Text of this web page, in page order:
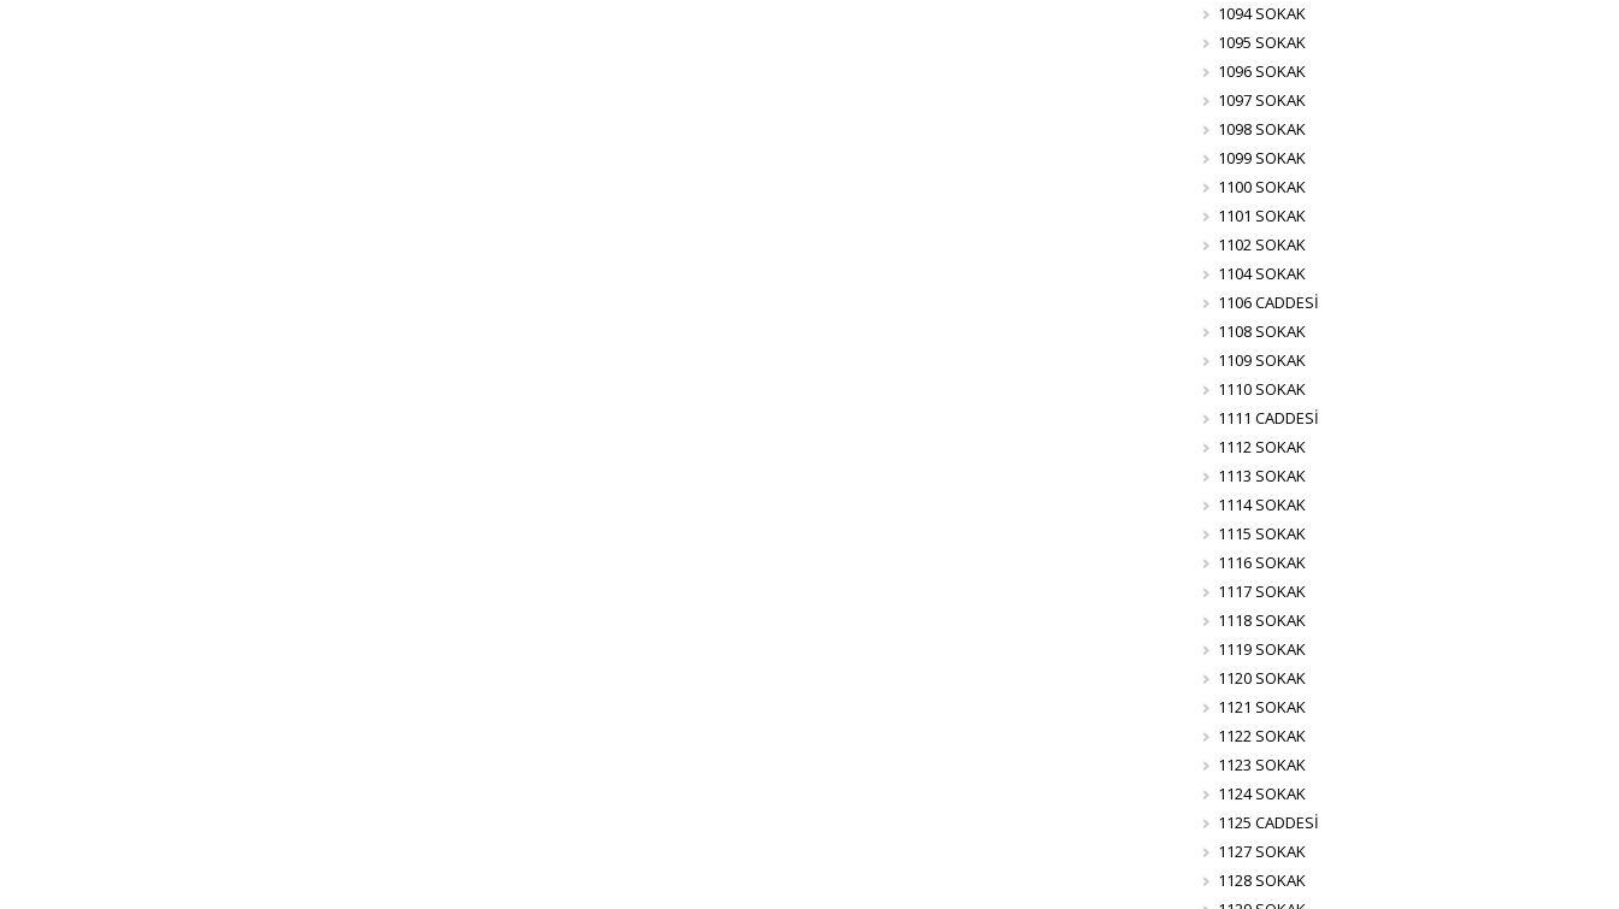
1094 SOKAK
1095 SOKAK
1096 SOKAK
1097 SOKAK
1098 SOKAK
1099 SOKAK
1100 SOKAK
1101 SOKAK
1102 SOKAK
1104 SOKAK
1106 CADDESİ
1108 SOKAK
1109 SOKAK
1110 SOKAK
1111 CADDESİ
1112 SOKAK
1113 SOKAK
1114 SOKAK
1115 SOKAK
1116 SOKAK
1117 SOKAK
1118 SOKAK
1119 SOKAK
1120 SOKAK
1121 SOKAK
1122 SOKAK
1123 SOKAK
1124 SOKAK
1125 CADDESİ
1127 SOKAK
1128 SOKAK